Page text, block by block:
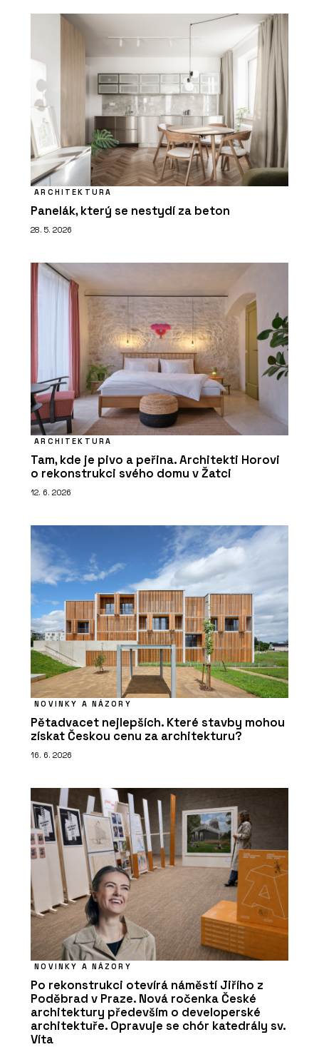
ARCHITEKTURA
Panelák, který se nestydí za beton
28. 5. 2026
ARCHITEKTURA
Tam, kde je pivo a peřina. Architekti Horovi
o rekonstrukci svého domu v Žatci
12. 6. 2026
NOVINKY A NÁZORY
Pětadvacet nejlepších. Které stavby mohou
získat Českou cenu za architekturu?
16. 6. 2026
NOVINKY A NÁZORY
Po rekonstrukci otevírá náměstí Jiřího z
Poděbrad v Praze. Nová ročenka České
architektury především o developerské
architektuře. Opravuje se chór katedrály sv.
Víta